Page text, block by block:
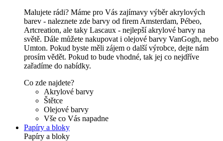
Malujete rádi? Máme pro Vás zajímavy výběr akrylových
barev - naleznete zde barvy od firem Amsterdam, Pébeo,
Artcreation, ale taky Lascaux - nejlepší akrylové barvy na
světě. Dále můžete nakupovat i olejové barvy VanGogh, nebo
Umton. Pokud byste měli zájem o další výrobce, dejte nám
prosím vědět. Pokud to bude vhodné, tak jej co nejdříve
zařadíme do nabídky.
Co zde najdete?
Akrylové barvy
Štětce
Olejové barvy
Vše co Vás napadne
Papíry a bloky
Papíry a bloky